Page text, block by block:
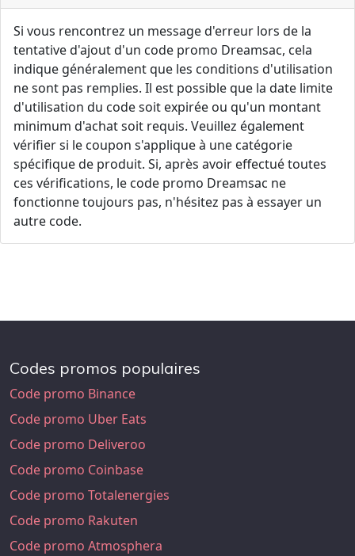
Si vous rencontrez un message d'erreur lors de la
tentative d'ajout d'un code promo Dreamsac, cela
indique généralement que les conditions d'utilisation
ne sont pas remplies. Il est possible que la date limite
d'utilisation du code soit expirée ou qu'un montant
minimum d'achat soit requis. Veuillez également
vérifier si le coupon s'applique à une catégorie
spécifique de produit. Si, après avoir effectué toutes
ces vérifications, le code promo Dreamsac ne
fonctionne toujours pas, n'hésitez pas à essayer un
autre code.
Codes promos populaires
Code promo Binance
Code promo Uber Eats
Code promo Deliveroo
Code promo Coinbase
Code promo Totalenergies
Code promo Rakuten
Code promo Atmosphera